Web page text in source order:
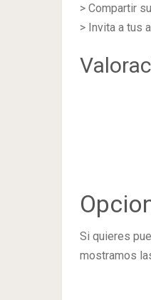
> Compartir
> Invita a tus
Si quieres
mostramos